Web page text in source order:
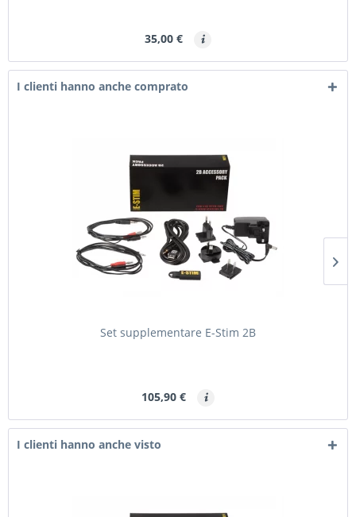
35,00 €
I clienti hanno anche comprato
Set supplementare E-Stim 2B
105,90 €
I clienti hanno anche visto